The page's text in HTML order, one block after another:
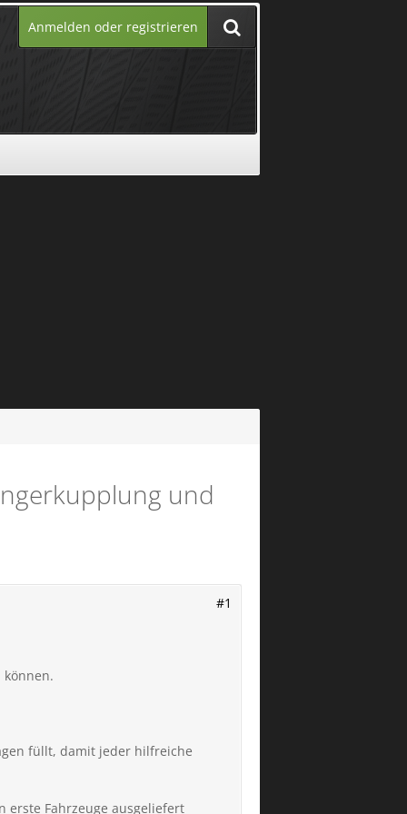
Anmelden oder registrieren
und
#1
füllt, damit jeder hilfreiche
Fahrzeuge ausgeliefert